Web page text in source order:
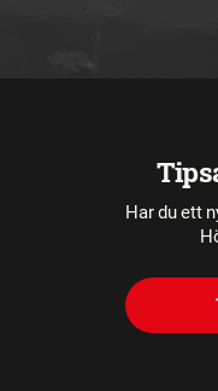
Har du ett